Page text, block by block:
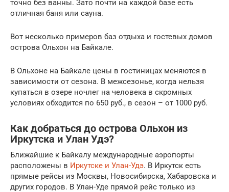
точно без ванны. Зато почти на каждой базе есть
отличная баня или сауна.
Вот несколько примеров баз отдыха и гостевых домов
острова Ольхон на Байкале.
В Ольхоне на Байкале цены в гостиницах меняются в
зависимости от сезона. В межсезонье, когда нельзя
купаться в озере ночлег на человека в скромных
условиях обходится по 650 руб., в сезон – от 1000 руб.
Как добраться до острова Ольхон из
Иркутска и Улан Удэ?
Ближайшие к Байкалу международные аэропорты
расположены в Иркутске и Улан-Удэ. В Иркутск есть
прямые рейсы из Москвы, Новосибирска, Хабаровска и
других городов. В Улан-Уде прямой рейс только из